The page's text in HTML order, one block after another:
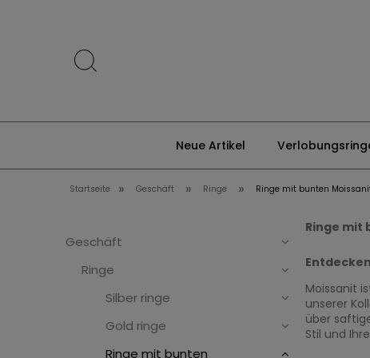
Neue Artikel
Startseite » Geschäft » Ringe » Ringe mit bunten
Geschäft
Ringe
Silber ringe
Gold ringe
Ringe mit bunten
Ringe mit
Moissanit
unserer
über
Stil und